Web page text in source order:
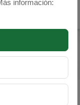
información: